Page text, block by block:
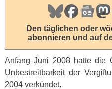
Den täglichen oder
abonnieren und auf
Anfang Juni 2008 hatte die
Unbestreitbarkeit der
2004 verkündet.